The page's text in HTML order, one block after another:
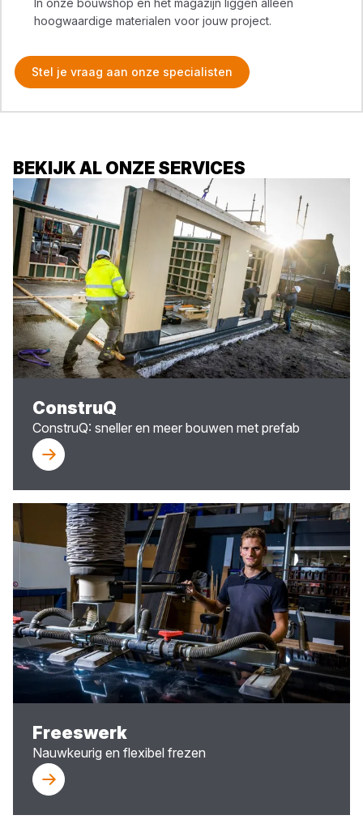
In onze bouwshop en het magazijn liggen alleen
hoogwaardige materialen voor jouw project.
Stel je vraag aan onze specialisten
BEKIJK AL ONZE SERVICES
ConstruQ
ConstruQ: sneller en meer bouwen met prefab
Freeswerk
Nauwkeurig en flexibel frezen